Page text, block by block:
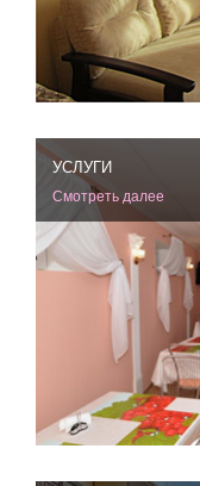
УСЛУГИ
Смотреть далее